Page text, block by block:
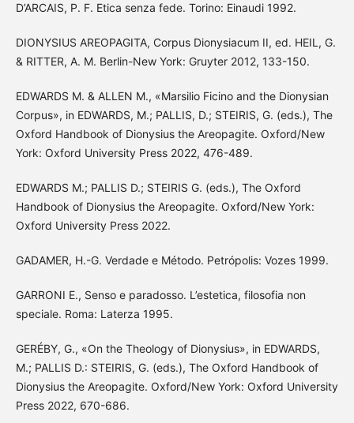
D’ARCAIS, P. F. Etica senza fede. Torino: Einaudi 1992.
DIONYSIUS AREOPAGITA, Corpus Dionysiacum II, ed. HEIL, G.
& RITTER, A. M. Berlin-New York: Gruyter 2012, 133-150.
EDWARDS M. & ALLEN M., «Marsilio Ficino and the Dionysian
Corpus», in EDWARDS, M.; PALLIS, D.; STEIRIS, G. (eds.), The
Oxford Handbook of Dionysius the Areopagite. Oxford/New
York: Oxford University Press 2022, 476-489.
EDWARDS M.; PALLIS D.; STEIRIS G. (eds.), The Oxford
Handbook of Dionysius the Areopagite. Oxford/New York:
Oxford University Press 2022.
GADAMER, H.-G. Verdade e Método. Petrópolis: Vozes 1999.
GARRONI E., Senso e paradosso. L’estetica, filosofia non
speciale. Roma: Laterza 1995.
GERÉBY, G., «On the Theology of Dionysius», in EDWARDS,
M.; PALLIS D.: STEIRIS, G. (eds.), The Oxford Handbook of
Dionysius the Areopagite. Oxford/New York: Oxford University
Press 2022, 670-686.